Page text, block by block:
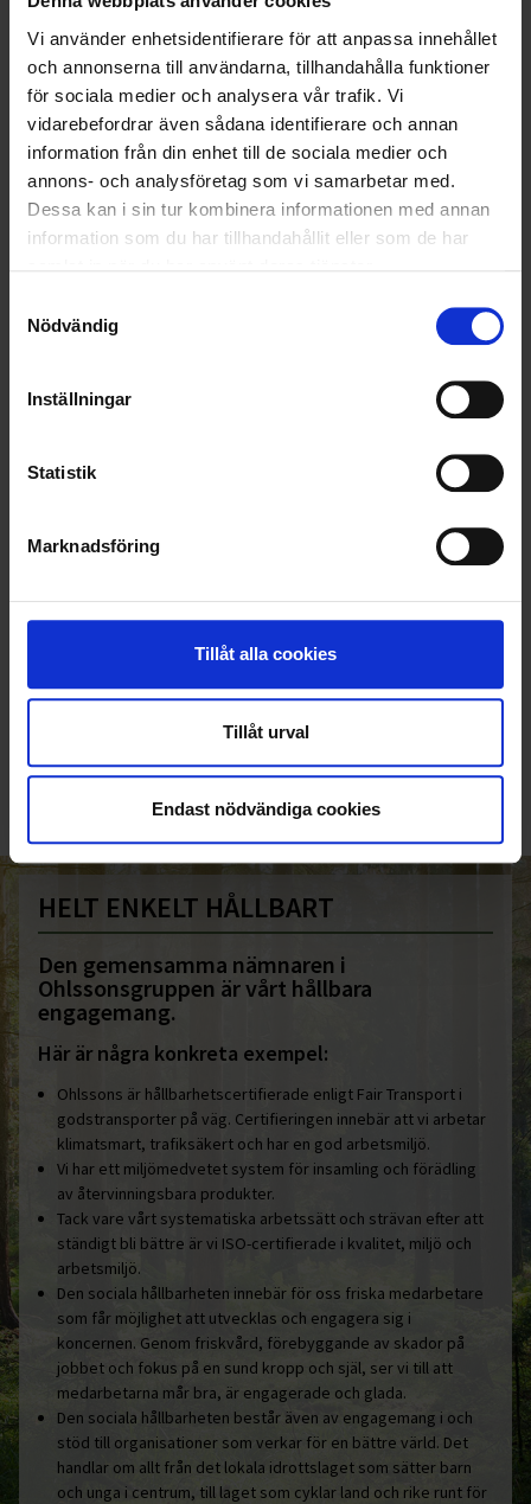
Vi använder enhetsidentifierare för att anpassa innehållet
och annonserna till användarna, tillhandahålla funktioner
för sociala medier och analysera vår trafik. Vi
vidarebefordrar även sådana identifierare och annan
information från din enhet till de sociala medier och
annons- och analysföretag som vi samarbetar med.
Dessa kan i sin tur kombinera informationen med annan
information som du har tillhandahållit eller som de har
Nödvändig
Inställningar
Statistik
Marknadsföring
Tillåt alla cookies
Tillåt urval
Endast nödvändiga cookies
OHLSSONSKOLLEGOR
RENHÅLLNING
SAMARBETEN
SOCIALT ANSVAR
KUNDTJÄNST
HELT ENKELT HÅLLBART
Den gemensamma nämnaren i
Ohlssonsgruppen är vårt hållbara
engagemang.
Här är några konkreta exempel:
Ohlssons är hållbarhetscertifierade enligt Fair Transport i
godstransporter på väg. Certifieringen innebär att vi arbetar
klimatsmart, trafiksäkert och har en god arbetsmiljö.
Vi har ett miljömedvetet system för insamling och förädling
av återvinningsbara produkter.
Tack vare vårt systematiska arbetssätt och strävan efter att
ständigt bli bättre är vi ISO-certifierade i kvalitet, miljö och
arbetsmiljö.
Den sociala hållbarheten innebär för oss friska medarbetare
som får möjlighet att utvecklas och engagera sig i
koncernen. Genom friskvård, förebyggande av skador på
jobbet och fokus på en sund kropp och själ, ser vi till att
medarbetarna mår bra, är engagerade och glada.
Den sociala hållbarheten består även av engagemang i och
stöd till organisationer som verkar för en bättre värld. Det
handlar om allt från det lokala idrottslaget som sätter barn
och unga i centrum, till laget som cyklar land och rike runt för